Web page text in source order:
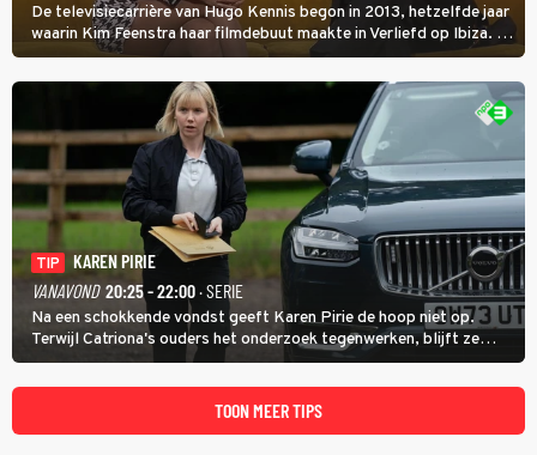
De televisiecarrière van Hugo Kennis begon in 2013, hetzelfde jaar
waarin Kim Feenstra haar filmdebuut maakte in Verliefd op Ibiza. In
Oh, Wat een Jaar! wordt duidelijk wat ze nog meer weten van het
jaar waarin ze allebei eindtwintigers waren.
TIP
KAREN PIRIE
VANAVOND 20:25 - 22:00· SERIE
Na een schokkende vondst geeft Karen Pirie de hoop niet op.
Terwijl Catriona's ouders het onderzoek tegenwerken, blijft ze
speuren naar Adam. In deze slotaflevering van Karen Pirie leidt het
spoor via Frankrijk en Italië naar Malta.
TOON MEER TIPS